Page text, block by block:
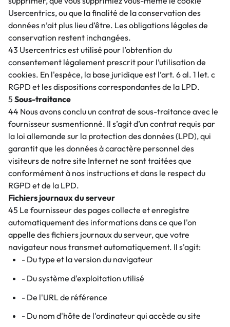
Usercentrics, ou que la finalité de la conservation des
données n’ait plus lieu d’être. Les obligations légales de
conservation restent inchangées.
43 Usercentrics est utilisé pour l’obtention du
consentement légalement prescrit pour l’utilisation de
cookies. En l'espèce, la base juridique est l’art. 6 al. 1 let. c
RGPD et les dispositions correspondantes de la LPD.
5 Sous-traitance
44 Nous avons conclu un contrat de sous-traitance avec le
fournisseur susmentionné. Il s’agit d’un contrat requis par
la loi allemande sur la protection des données (LPD), qui
garantit que les données à caractère personnel des
visiteurs de notre site Internet ne sont traitées que
conformément à nos instructions et dans le respect du
RGPD et de la LPD.
Fichiers journaux du serveur
45 Le fournisseur des pages collecte et enregistre
automatiquement des informations dans ce que l'on
appelle des fichiers journaux du serveur, que votre
navigateur nous transmet automatiquement. Il s'agit:
- Du type et la version du navigateur
- Du système d'exploitation utilisé
- De l'URL de référence
- Du nom d'hôte de l'ordinateur qui accède au site